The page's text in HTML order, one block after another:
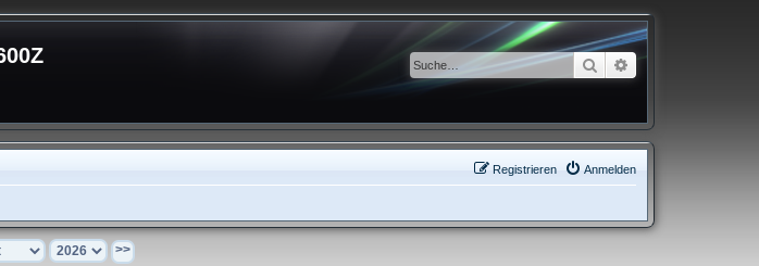
Suche Erweiterte Suche
Anmelden
Registrieren
>>